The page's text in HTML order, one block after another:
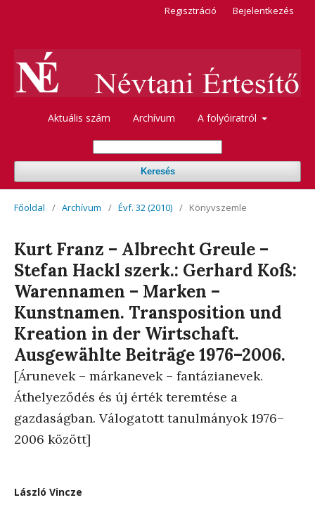
Aktuális szám Archívum A folyóiratról
Keresés
Regisztráció Bejelentkezés
Főoldal / Archívum / Évf. 32 (2010) / Könyvszemle
Kurt Franz – Albrecht Greule –
Stefan Hackl szerk.: Gerhard Koß:
Warennamen – Marken –
Kunstnamen. Transposition und
Kreation in der Wirtschaft.
Ausgewählte Beiträge 1976–2006.
[Árunevek – márkanevek – fantázianevek.
Áthelyeződés és új érték teremtése a
gazdaságban. Válogatott tanulmányok 1976–
2006 között]
László Vincze